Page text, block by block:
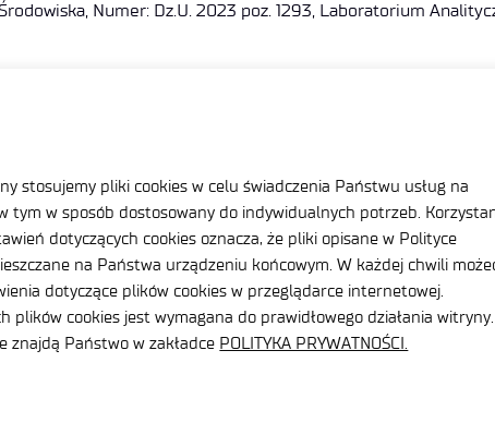
stosujemy pliki cookies w celu świadczenia Państwu usług na
tym w sposób dostosowany do indywidualnych potrzeb.
dotyczących cookies oznacza, że pliki opisane w Polityce
na Państwa urządzeniu końcowym. W każdej chwili
dotyczące plików cookies w przeglądarce internetowej.
plików cookies jest wymagana do prawidłowego działania witryny.
znajdą Państwo w zakładce POLITYKA PRYWATNOŚCI.
Numer: Dz.U. 2023 poz. 1293, Laboratorium
Complaints and appeals